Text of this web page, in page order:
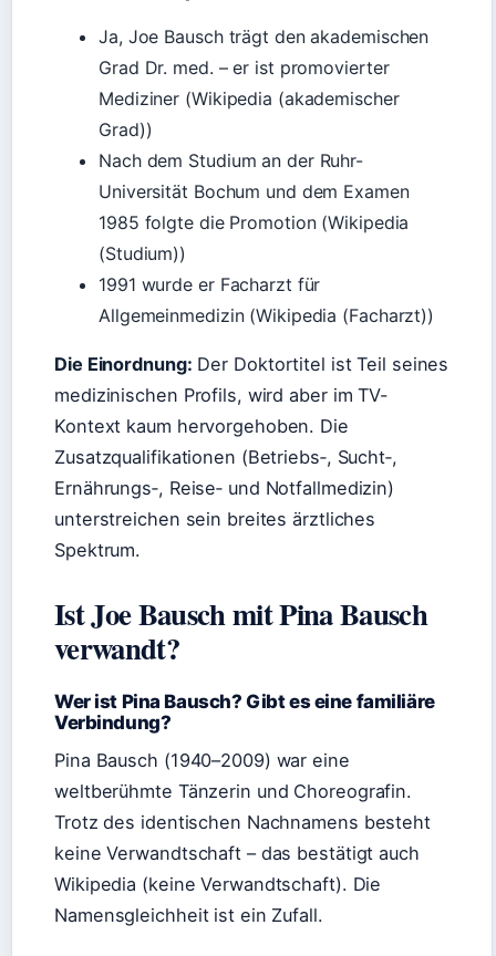
Ja, Joe Bausch trägt den akademischen
Grad Dr. med. – er ist promovierter
Mediziner (Wikipedia (akademischer
Grad))
Nach dem Studium an der Ruhr-
Universität Bochum und dem Examen
1985 folgte die Promotion (Wikipedia
(Studium))
1991 wurde er Facharzt für
Allgemeinmedizin (Wikipedia (Facharzt))
Die Einordnung: Der Doktortitel ist Teil seines
medizinischen Profils, wird aber im TV-
Kontext kaum hervorgehoben. Die
Zusatzqualifikationen (Betriebs‑, Sucht‑,
Ernährungs‑, Reise‑ und Notfallmedizin)
unterstreichen sein breites ärztliches
Spektrum.
Ist Joe Bausch mit Pina Bausch
verwandt?
Wer ist Pina Bausch? Gibt es eine familiäre
Verbindung?
Pina Bausch (1940–2009) war eine
weltberühmte Tänzerin und Choreografin.
Trotz des identischen Nachnamens besteht
keine Verwandtschaft – das bestätigt auch
Wikipedia (keine Verwandtschaft). Die
Namensgleichheit ist ein Zufall.